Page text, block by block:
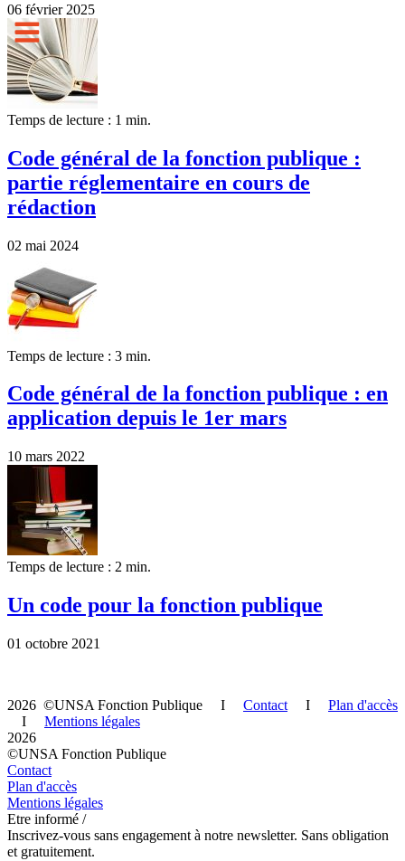
06 février 2025
Temps de lecture : 1 min.
Code général de la fonction publique :
partie réglementaire en cours de
rédaction
02 mai 2024
Temps de lecture : 3 min.
Code général de la fonction publique : en
application depuis le 1er mars
10 mars 2022
Temps de lecture : 2 min.
Un code pour la fonction publique
01 octobre 2021
2026 ©UNSA Fonction Publique I Contact I Plan d'accès
I Mentions légales
2026
©UNSA Fonction Publique
Contact
Plan d'accès
Mentions légales
Etre informé /
Inscrivez-vous sans engagement à notre newsletter. Sans obligation
et gratuitement.